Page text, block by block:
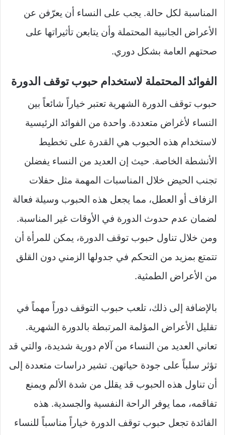
المناسبة لكل حالة. يجب على النساء أن يعرّفن عن
الأعراض الجانبية المحتملة وأن يتابعن تأثيراتها على
صحتهم العامة بشكل دوري.
الفوائد المحتملة لاستخدام حبوب توقف الدورة
حبوب توقف الدورة الشهرية تعتبر خياراً شائعاً بين
النساء لأغراض متعددة. واحدة من الفوائد الرئيسية
لاستخدام هذه الحبوب هي القدرة على تخطيط
الأنشطة الخاصة. حيث إن العديد من النساء يفضلن
تجنب الحيض خلال المناسبات المهمة مثل حفلات
الزفاف أو العطل، مما يجعل هذه الحبوب وسيلة فعالة
لضمان عدم حدوث الدورة في الأوقات غير المناسبة.
ومن خلال تناول حبوب توقف الدورة، يمكن للمرأة أن
تتمتع بمزيد من التحكم في جدولها الزمني دون القلق
من الأعراض الطمثية.
بالإضافة إلى ذلك، تلعب حبوب التوقف دوراً مهماً في
تقليل الأعراض المؤلمة المرتبطة بالدورة الشهرية.
تعاني العديد من النساء من آلام دورية شديدة، والتي قد
تؤثر سلباً على جودة حياتهن. تشير دراسات متعددة إلى
أن تناول هذه الحبوب قد يقلل من شدة الألم ويمنع
تفاقمه، مما يوفر الراحة النفسية والجسدية. هذه
الفائدة تجعل حبوب توقف الدورة خياراً مناسباً للنساء